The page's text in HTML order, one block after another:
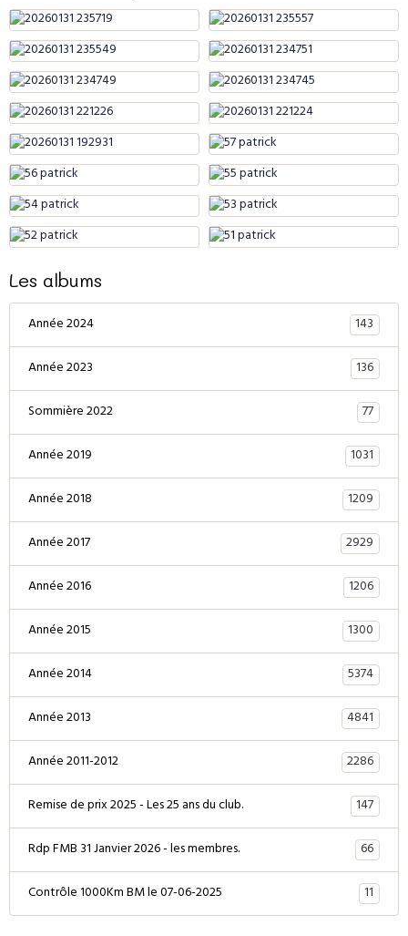
Les albums
Année 2024
143
Année 2023
136
Sommière 2022
77
Année 2019
1031
Année 2018
1209
Année 2017
2929
Année 2016
1206
Année 2015
1300
Année 2014
5374
Année 2013
4841
Année 2011-2012
2286
Remise de prix 2025 - Les 25 ans du club.
147
Rdp FMB 31 Janvier 2026 - les membres.
66
Contrôle 1000Km BM le 07-06-2025
11